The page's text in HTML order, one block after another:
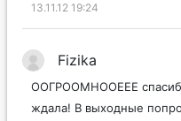
13.11.12 19:24
Fizika
ООГРООМНООЕЕЕ
ждала! В выходные